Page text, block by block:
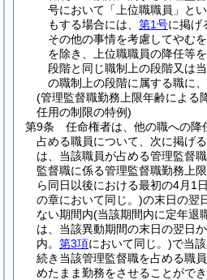
号において「上位職職員」と
もする場合には、 第1号に掲げ
その他の事情を考慮してやむ
を除き、上位職職員の降任等
段階と同じ職制上の段階又は
の職制上の段階に属する職に
(管理監督職勤務上限年齢による
任用の制限の特例)
第9条
任命権者は、他の職への降
占める職員について、次に掲げ
は、当該職員が占める管理監督
監督職に係る管理監督職勤務上
ら同日以後における最初の4月1
の章において同じ。)の末日の翌
ない期間内(当該期間内に定年退
は、当該異動期間の末日の翌日
内。 第3項において同じ。)で当
続き当該管理監督職を占める職
めたまま勤務をさせることができ